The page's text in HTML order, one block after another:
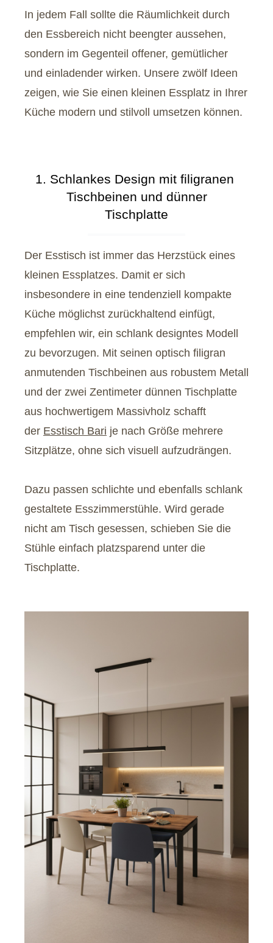
In jedem Fall sollte die Räumlichkeit durch
den Essbereich nicht beengter aussehen,
sondern im Gegenteil offener, gemütlicher
und einladender wirken. Unsere zwölf Ideen
zeigen, wie Sie einen kleinen Essplatz in Ihrer
Küche modern und stilvoll umsetzen können.
1. Schlankes Design mit filigranen
Tischbeinen und dünner
Tischplatte
Der Esstisch ist immer das Herzstück eines
kleinen Essplatzes. Damit er sich
insbesondere in eine tendenziell kompakte
Küche möglichst zurückhaltend einfügt,
empfehlen wir, ein schlank designtes Modell
zu bevorzugen. Mit seinen optisch filigran
anmutenden Tischbeinen aus robustem Metall
und der zwei Zentimeter dünnen Tischplatte
aus hochwertigem Massivholz schafft
der Esstisch Bari je nach Größe mehrere
Sitzplätze, ohne sich visuell aufzudrängen.
Dazu passen schlichte und ebenfalls schlank
gestaltete Esszimmerstühle. Wird gerade
nicht am Tisch gesessen, schieben Sie die
Stühle einfach platzsparend unter die
Tischplatte.